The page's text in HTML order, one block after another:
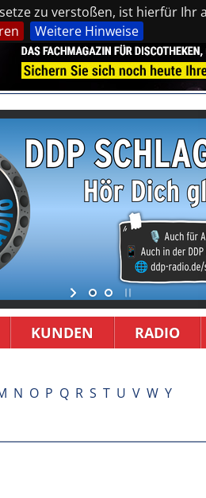
zu verstoßen, ist hierfür
Weitere Hinweise
KUNDEN RADIO
N O P Q R S T U V W Y